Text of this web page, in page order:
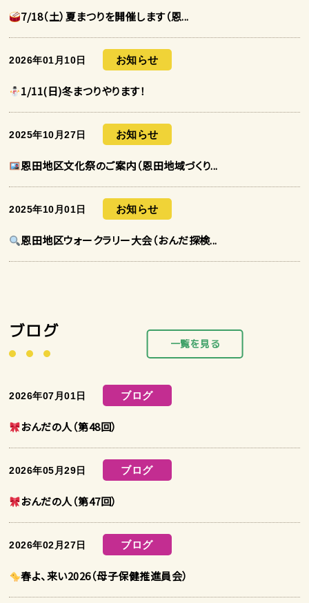
7/18（土）夏まつりを開催します（恩...
2026年01月10日 お知らせ
1/11(日)冬まつりやります！
2025年10月27日 お知らせ
恩田地区文化祭のご案内（恩田地域づくり...
2025年10月01日 お知らせ
恩田地区ウォークラリー大会（おんだ探検...
ブログ
2026年07月01日 ブログ
おんだの人（第48回）
2026年05月29日 ブログ
おんだの人（第47回）
2026年02月27日 ブログ
春よ、来い2026（母子保健推進員会）
一覧を見る